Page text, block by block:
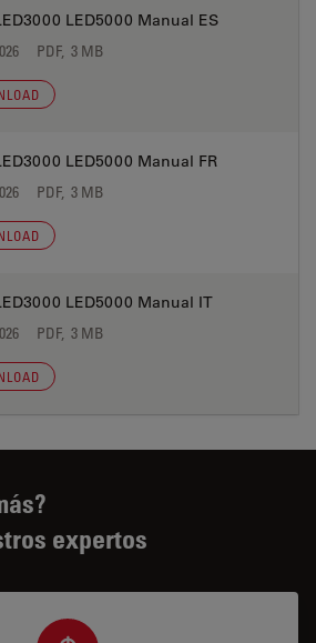
LED5000 Manual ES
PDF, 3 MB
LED5000 Manual FR
PDF, 3 MB
LED5000 Manual IT
PDF, 3 MB
expertos